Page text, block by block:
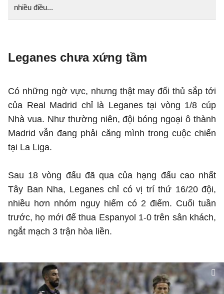
nhiều điều...
Leganes chưa xứng tầm
Có những ngờ vực, nhưng thật may đối thủ sắp tới
của Real Madrid chỉ là Leganes tại vòng 1/8 cúp
Nhà vua. Như thường niên, đội bóng ngoại ô thành
Madrid vẫn đang phải căng mình trong cuộc chiến
tại La Liga.
Sau 18 vòng đấu đã qua của hạng đấu cao nhất
Tây Ban Nha, Leganes chỉ có vị trí thứ 16/20 đội,
nhiều hơn nhóm nguy hiểm có 2 điểm. Cuối tuần
trước, họ mới để thua Espanyol 1-0 trên sân khách,
ngắt mạch 3 trận hòa liền.